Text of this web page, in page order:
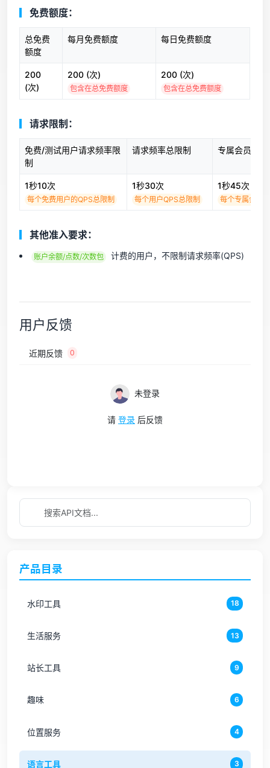
产品目录
水印工具 18
生活服务 13
站长工具 9
趣味 6
位置服务 4
语言工具 3
免费额度：
总免费
额度
每月免费额度 每日免费额度
200
(次)
200 (次)
包含在总免费额度
200 (次)
包含在总免费额度
请求限制：
免费/测试用户请求频率限
制
请求频率总限制 专属会员请
1秒10次
每个免费用户的QPS总限制
1秒30次
每个用户QPS总限制
1秒45次
每个专属会员
其他准入要求：
账户余额/点数/次数包 计费的用户，不限制请求频率(QPS)
用户反馈
近期反馈 0
未登录
请 登录 后反馈